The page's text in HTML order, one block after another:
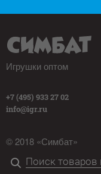
Игрушки оптом
+7 (495) 933 27 02
info@igr.ru
© 2018 «Симбат»